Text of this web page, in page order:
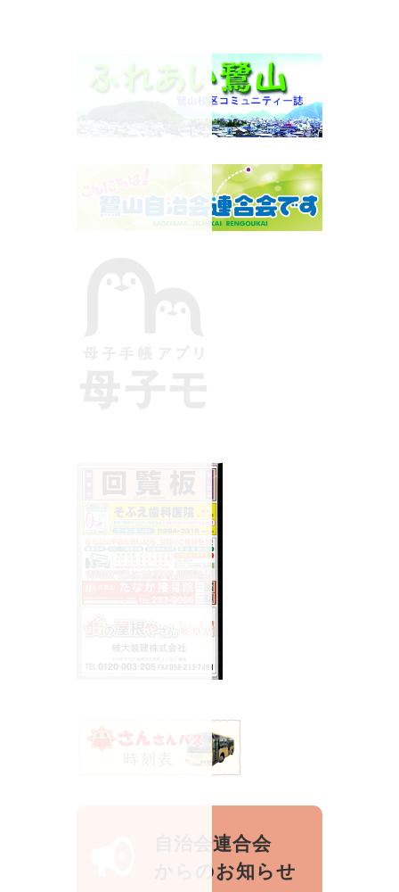
自治会連合会
からのお知らせ